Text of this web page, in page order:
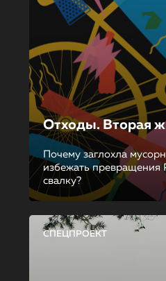
Отходы. Вторая
Почему заглохла
избежать превращения
свалку?
СПЕЦПРОЕКТ